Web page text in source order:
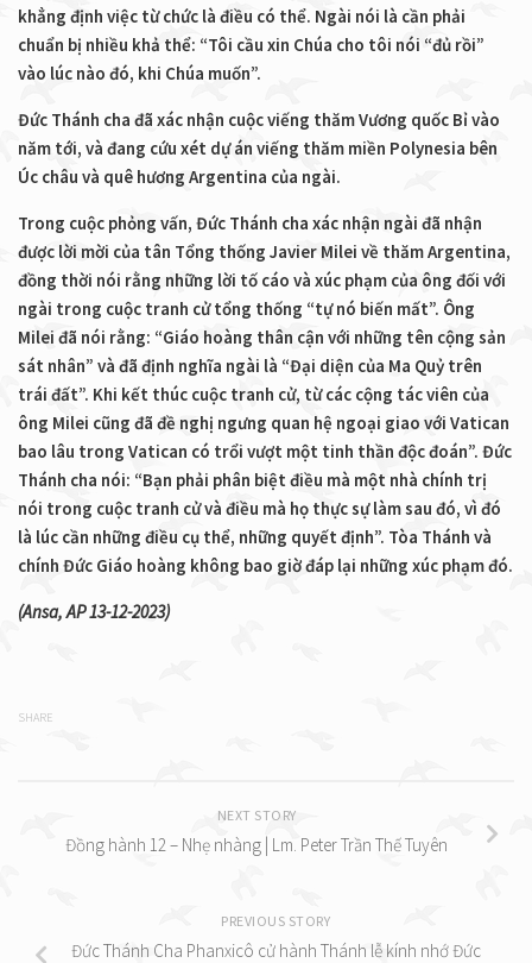
khẳng định việc từ chức là điều có thể. Ngài nói là cần phải
chuẩn bị nhiều khả thể: “Tôi cầu xin Chúa cho tôi nói “đủ rồi”
vào lúc nào đó, khi Chúa muốn”.
Đức Thánh cha đã xác nhận cuộc viếng thăm Vương quốc Bỉ vào
năm tới, và đang cứu xét dự án viếng thăm miền Polynesia bên
Úc châu và quê hương Argentina của ngài.
Trong cuộc phỏng vấn, Đức Thánh cha xác nhận ngài đã nhận
được lời mời của tân Tổng thống Javier Milei về thăm Argentina,
đồng thời nói rằng những lời tố cáo và xúc phạm của ông đối với
ngài trong cuộc tranh cử tổng thống “tự nó biến mất”. Ông
Milei đã nói rằng: “Giáo hoàng thân cận với những tên cộng sản
sát nhân” và đã định nghĩa ngài là “Đại diện của Ma Quỷ trên
trái đất”. Khi kết thúc cuộc tranh cử, từ các cộng tác viên của
ông Milei cũng đã đề nghị ngưng quan hệ ngoại giao với Vatican
bao lâu trong Vatican có trổi vượt một tinh thần độc đoán”. Đức
Thánh cha nói: “Bạn phải phân biệt điều mà một nhà chính trị
nói trong cuộc tranh cử và điều mà họ thực sự làm sau đó, vì đó
là lúc cần những điều cụ thể, những quyết định”. Tòa Thánh và
chính Đức Giáo hoàng không bao giờ đáp lại những xúc phạm đó.
(Ansa, AP 13-12-2023)
SHARE
NEXT STORY
Đồng hành 12 – Nhẹ nhàng | Lm. Peter Trần Thế Tuyên
PREVIOUS STORY
Đức Thánh Cha Phanxicô cử hành Thánh lễ kính nhớ Đức